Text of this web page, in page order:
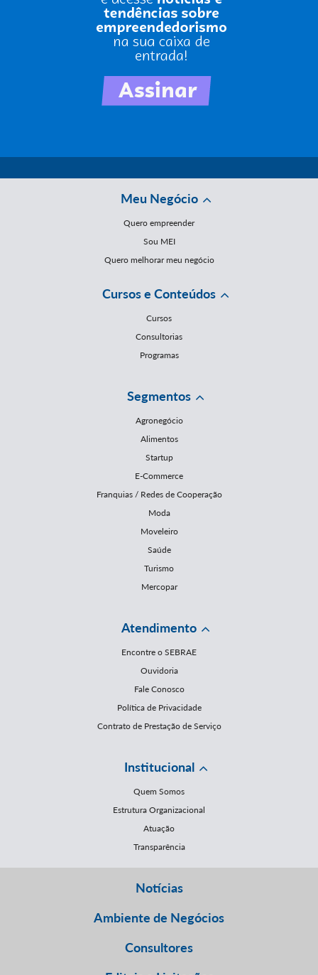
Meu Negócio
Quero empreender
Sou MEI
Quero melhorar meu negócio
Cursos e Conteúdos
Cursos
Consultorias
Programas
Segmentos
Agronegócio
Alimentos
Startup
E-Commerce
Franquias / Redes de Cooperação
Moda
Moveleiro
Saúde
Turismo
Mercopar
Atendimento
Encontre o SEBRAE
Ouvidoria
Fale Conosco
Política de Privacidade
Contrato de Prestação de Serviço
Institucional
Quem Somos
Estrutura Organizacional
Atuação
Transparência
Notícias
Ambiente de Negócios
Consultores